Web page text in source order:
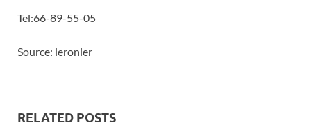
Tel:66-89-55-05
Source: leronier
RELATED POSTS